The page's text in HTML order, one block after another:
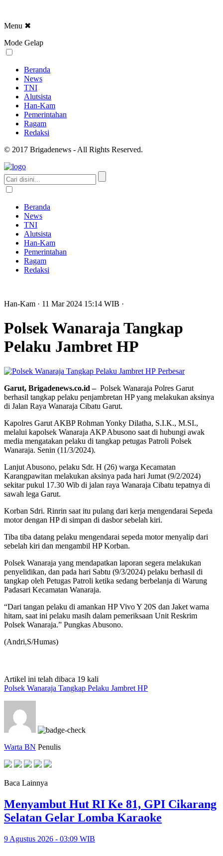
Menu ✖
Mode Gelap
Beranda
News
TNI
Alutsista
Han-Kam
Pemerintahan
Ragam
Redaksi
© 2017 Brigadenews - All Rights Reserved.
Beranda
News
TNI
Alutsista
Han-Kam
Pemerintahan
Ragam
Redaksi
Han-Kam · 11 Mar 2024 15:14 WIB ·
Polsek Wanaraja Tangkap
Pelaku Jambret HP
Perbesar
Garut, Brigadenews.co.id – Polsek Wanaraja Polres Garut
berhasil tangkap pelaku penjambretan HP yang melakukan aksinya
di Jalan Raya Wanaraja Cibatu Garut.
Kapolres Garut AKBP Rohman Yonky Dilatha, S.I.K., M.SI.,
melalui kapolsek Wanaraja AKP Abusono saat di hubungi awak
media mengatakan pelaku di tangkap petugas Patroli Polsek
Wanaraja. Senin (11/3/2024).
Lanjut Abusono, pelaku Sdr. H (26) warga Kecamatan
Karangpawitan melakukan aksinya pada hari Jumat (9/2/2024)
sekitar pukul 17.30 Wib di jalan raya Wanaraja Cibatu tepatnya di
sawah lega Garut.
Korban Sdri. Rinrin saat itu pulang dari kerja mengendarai Sepeda
motor dengan HP di simpan di dasbor sebelah kiri.
Tiba tiba datang pelaku mengendarai sepeda motor menyalip dari
sebelah kiri dan mengambil HP Korban.
Polsek Wanaraja yang mendapatkan laporan segera melakukan
penyelidikan, dan pada hari Sabtu (9/3/2024) pelaku berhasil di
tangkap oleh Petugas Patroli ketika sedang berbelanja di Warung
Padasari Kecamatan Wanaraja.
“Dari tangan pelaku di amankan HP Vivo Y 20S dan Jaket warna
hitam, saat ini pelaku masih dalam pemeriksaan Unit Reskrim
Polsek Wanaraja.” Pungkas Abusono.
(Andri,S/Humas)
Artikel ini telah dibaca 19 kali
Polsek Wanaraja Tangkap Pelaku Jambret HP
Warta BN Penulis
Baca Lainnya
Menyambut Hut RI Ke 81, GPI Cikarang
Selatan Gelar Lomba Karaoke
9 Agustus 2026 - 03:09 WIB